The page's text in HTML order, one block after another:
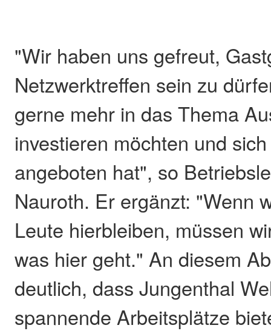
"Wir haben uns gefreut,
Netzwerktreffen sein zu
gerne mehr in das Thema
investieren möchten und
angeboten hat", so
Nauroth. Er ergänzt: "Wenn
Leute hierbleiben, müssen
was hier geht." An diesem
deutlich, dass Jungenthal
spannende Arbeitsplätze